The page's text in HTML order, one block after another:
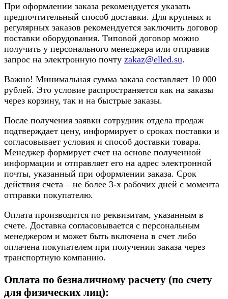
При оформлении заказа рекомендуется указать
предпочтительный способ доставки. Для крупных и
регулярных заказов рекомендуется заключить договор
поставки оборудования. Типовой договор можно
получить у персонального менеджера или отправив
запрос на электронную почту zakaz@elled.su.
Важно! Минимальная сумма заказа составляет 10 000
рублей. Это условие распространяется как на заказы
через корзину, так и на быстрые заказы.
После получения заявки сотрудник отдела продаж
подтверждает цену, информирует о сроках поставки и
согласовывает условия и способ доставки товара.
Менеджер формирует счет на основе полученной
информации и отправляет его на адрес электронной
почты, указанный при оформлении заказа. Срок
действия счета – не более 3-х рабочих дней с момента
отправки покупателю.
Оплата производится по реквизитам, указанным в
счете. Доставка согласовывается с персональным
менеджером и может быть включена в счет либо
оплачена покупателем при получении заказа через
транспортную компанию.
Оплата по безналичному расчету (по счету
для физических лиц):